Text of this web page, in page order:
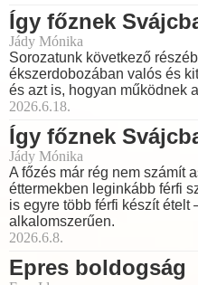
Így főznek
Jády Mónika
Sorozatunk következő
ékszerdobozában valós és
és azt is, hogyan működnek
2026.6.18.
Így főznek
Jády Mónika
A főzés már rég nem számít
éttermekben leginkább férfi
is egyre több férfi készít ételt
alkalomszerűen.
2026.6.8.
Epres boldogság